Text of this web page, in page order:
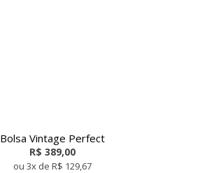
Bolsa Vintage Perfect
R$ 389,00
ou 3x de R$ 129,67